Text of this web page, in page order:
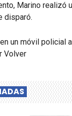
Marino realizó
disparó.
un móvil
Volver